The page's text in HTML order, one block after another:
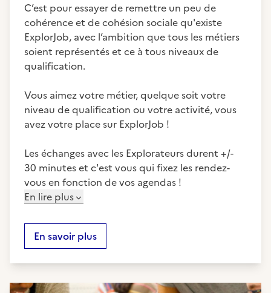
C’est pour essayer de remettre un peu de
cohérence et de cohésion sociale qu'existe
ExplorJob, avec l’ambition que tous les métiers
soient représentés et ce à tous niveaux de
qualification.
Vous aimez votre métier, quelque soit votre
niveau de qualification ou votre activité, vous
avez votre place sur ExplorJob !
Les échanges avec les Explorateurs durent +/-
30 minutes et c'est vous qui fixez les rendez-
vous en fonction de vos agendas !
En lire plus
En savoir plus